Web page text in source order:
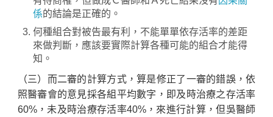
係的結論是正確的。
何種組合對被告最有利，不能單單依存活率的差距
來做判斷，應該要實際計算各種可能的組合才能得
知。
（三）而二審的計算方式，算是修正了一審的錯誤，依
照醫審會的意見採各組平均數字，即及時治療之存活率
60%，未及時治療存活率40%，來進行計算，但吳醫師